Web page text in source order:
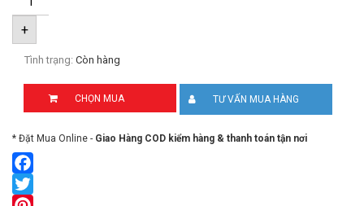
+
Tình trạng: Còn hàng
CHỌN MUA TƯ VẤN MUA HÀNG
* Đặt Mua Online - Giao Hàng COD kiểm hàng & thanh toán tận nơi
Facebook